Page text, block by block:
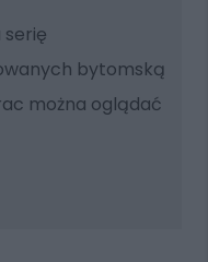
serię
bytomską
można oglądać